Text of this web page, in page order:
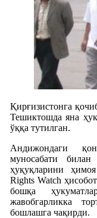
Қирғизистонга
Тешиктошда яна
ўққа тутилган.
Андижондаги
муносабати
ҳуқуқларини
Rights Watch
бошқа
жавобгарликка
бошлашга чақирди.